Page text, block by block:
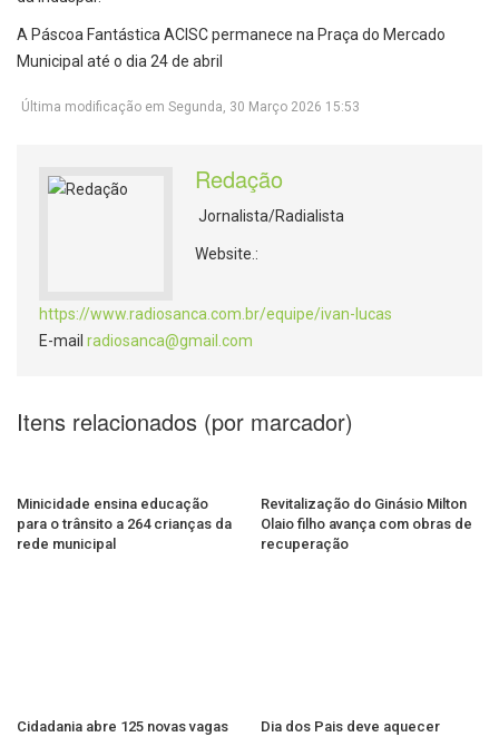
A Páscoa Fantástica ACISC permanece na Praça do Mercado
Municipal até o dia 24 de abril
Última modificação em Segunda, 30 Março 2026 15:53
Redação
Jornalista/Radialista
Website.:
https://www.radiosanca.com.br/equipe/ivan-lucas
E-mail radiosanca@gmail.com
Itens relacionados (por marcador)
Minicidade ensina educação
para o trânsito a 264 crianças da
rede municipal
Revitalização do Ginásio Milton
Olaio filho avança com obras de
recuperação
Cidadania abre 125 novas vagas
Dia dos Pais deve aquecer